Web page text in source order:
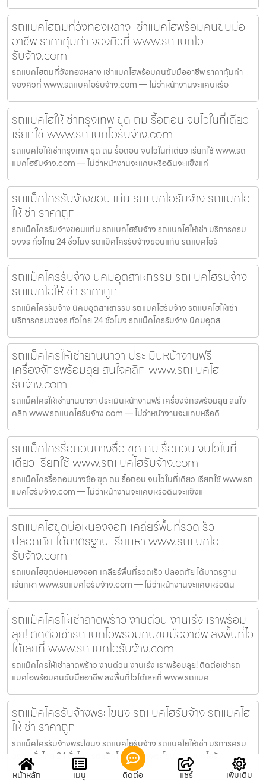
รถแบคโฮถมที่วังทองหลาง เช่าแบคโฮพร้อมคนขับมือ
อาชีพ ราคาคุ้มค่า จองคิวที่ www.รถแบคโฮ
รับจ้าง.com
รถแบคโฮถมที่วังทองหลาง เช่าแบคโฮพร้อมคนขับมืออาชีพ ราคาคุ้มค่า
จองคิวที่ www.รถแบคโฮรับจ้าง.com — ไม่ว่าหน้างานจะแคบหรือ
รถแบคโฮให้เช่ากรุงเทพ ขุด ถม รื้อถอน จบไวในที่เดียว
เรียกใช้ www.รถแบคโฮรับจ้าง.com
รถแบคโฮให้เช่ากรุงเทพ ขุด ถม รื้อถอน จบไวในที่เดียว เรียกใช้ www.รถ
แบคโฮรับจ้าง.com — ไม่ว่าหน้างานจะแคบหรือดินจะแข็งแค่
รถแม็คโครรับจ้างขอนแก่น รถแบคโฮรับจ้าง รถแบคโฮ
ให้เช่า ราคาถูก
รถแม็คโครรับจ้างขอนแก่น รถแบคโฮรับจ้าง รถแบคโฮให้เช่า บริการครบ
วงจร ทั่วไทย 24 ชั่วโมง รถแม็คโครรับจ้างขอนแก่น รถแบคโฮรั
รถแม็คโครรับจ้าง นิคมอุตสาหกรรม รถแบคโฮรับจ้าง
รถแบคโฮให้เช่า ราคาถูก
รถแม็คโครรับจ้าง นิคมอุตสาหกรรม รถแบคโฮรับจ้าง รถแบคโฮให้เช่า
บริการครบวงจร ทั่วไทย 24 ชั่วโมง รถแม็คโครรับจ้าง นิคมอุตส
รถแม็คโครให้เช่ายานนาวา ประเมินหน้างานฟรี
เครื่องจักรพร้อมลุย สนใจคลิก www.รถแบคโฮ
รับจ้าง.com
รถแม็คโครให้เช่ายานนาวา ประเมินหน้างานฟรี เครื่องจักรพร้อมลุย สนใจ
คลิก www.รถแบคโฮรับจ้าง.com — ไม่ว่าหน้างานจะแคบหรือดิ
รถแม็คโครรื้อถอนบางซื่อ ขุด ถม รื้อถอน จบไวในที่
เดียว เรียกใช้ www.รถแบคโฮรับจ้าง.com
รถแม็คโครรื้อถอนบางซื่อ ขุด ถม รื้อถอน จบไวในที่เดียว เรียกใช้ www.รถ
แบคโฮรับจ้าง.com — ไม่ว่าหน้างานจะแคบหรือดินจะแข็งแ
รถแบคโฮขุดบ่อหนองจอก เคลียร์พื้นที่รวดเร็ว
ปลอดภัย ได้มาตรฐาน เรียกหา www.รถแบคโฮ
รับจ้าง.com
รถแบคโฮขุดบ่อหนองจอก เคลียร์พื้นที่รวดเร็ว ปลอดภัย ได้มาตรฐาน
เรียกหา www.รถแบคโฮรับจ้าง.com — ไม่ว่าหน้างานจะแคบหรือดิน
รถแม็คโครให้เช่าลาดพร้าว งานด่วน งานเร่ง เราพร้อม
ลุย! ติดต่อเช่ารถแบคโฮพร้อมคนขับมืออาชีพ ลงพื้นที่ไว
ได้เลยที่ www.รถแบคโฮรับจ้าง.com
รถแม็คโครให้เช่าลาดพร้าว งานด่วน งานเร่ง เราพร้อมลุย! ติดต่อเช่ารถ
แบคโฮพร้อมคนขับมืออาชีพ ลงพื้นที่ไวได้เลยที่ www.รถแบค
รถแม็คโครรับจ้างพระโขนง รถแบคโฮรับจ้าง รถแบคโฮ
ให้เช่า ราคาถูก
รถแม็คโครรับจ้างพระโขนง รถแบคโฮรับจ้าง รถแบคโฮให้เช่า บริการครบ
วงจร ทั่วไทย 24 ชั่วโมง รถแม็คโครรับจ้างพระโขนง รถแบคโฮรั
หน้าหลัก
เมนู ติดต่อ แชร์ เพิ่มเติม